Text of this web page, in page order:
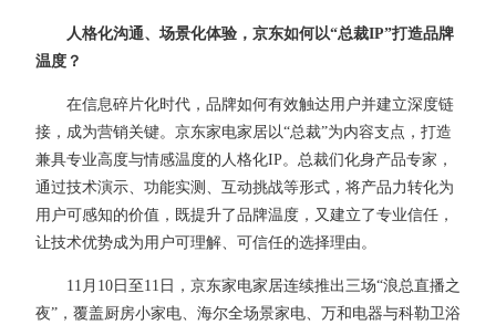
人格化沟通、场景化体验，京东如何以“总裁IP”打造品牌
温度？
在信息碎片化时代，品牌如何有效触达用户并建立深度链
接，成为营销关键。京东家电家居以“总裁”为内容支点，打造
兼具专业高度与情感温度的人格化IP。总裁们化身产品专家，
通过技术演示、功能实测、互动挑战等形式，将产品力转化为
用户可感知的价值，既提升了品牌温度，又建立了专业信任，
让技术优势成为用户可理解、可信任的选择理由。
11月10日至11日，京东家电家居连续推出三场“浪总直播之
夜”，覆盖厨房小家电、海尔全场景家电、万和电器与科勒卫浴